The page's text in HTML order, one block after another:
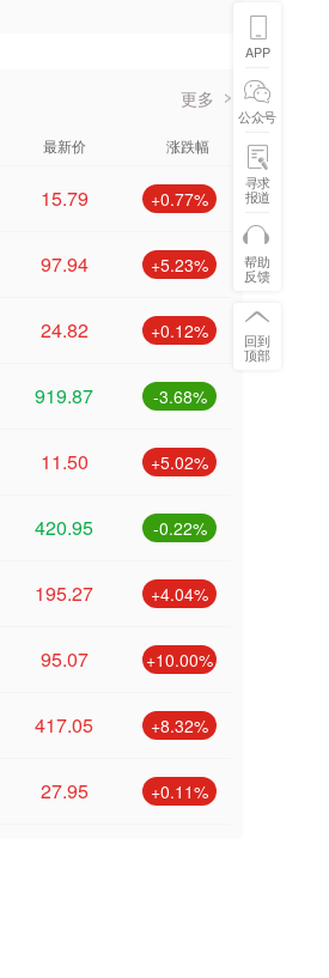
更多
最新价 涨跌幅
15.79 +0.77%
97.94 +5.23%
24.82 +0.12%
919.87 -3.68%
11.50 +5.02%
420.95 -0.22%
195.27 +4.04%
95.07 +10.00%
417.05 +8.32%
27.95 +0.11%
APP
公众号
寻求
报道
帮助
反馈
回到
顶部